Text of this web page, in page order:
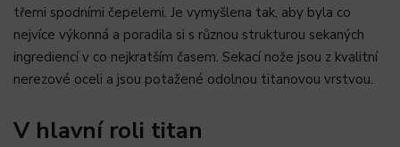
třemi spodními čepelemi. Je vymyšlena tak, aby byla co
nejvíce výkonná a poradila si s různou strukturou sekaných
ingrediencí v co nejkratším časem. Sekací nože jsou z kvalitní
nerezové oceli a jsou potažené odolnou titanovou vrstvou.
V hlavní roli titan